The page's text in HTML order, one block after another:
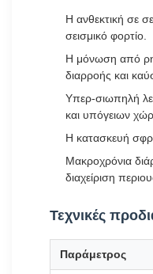
Η ανθεκτική σε
σεισμικό φορτίο.
Η μόνωση από
διαρροής και
Υπερ-σιωπηλή
και υπόγειων
Η κατασκευή
Μακροχρόνια
διαχείριση
Τεχνικές
Παράμετρος